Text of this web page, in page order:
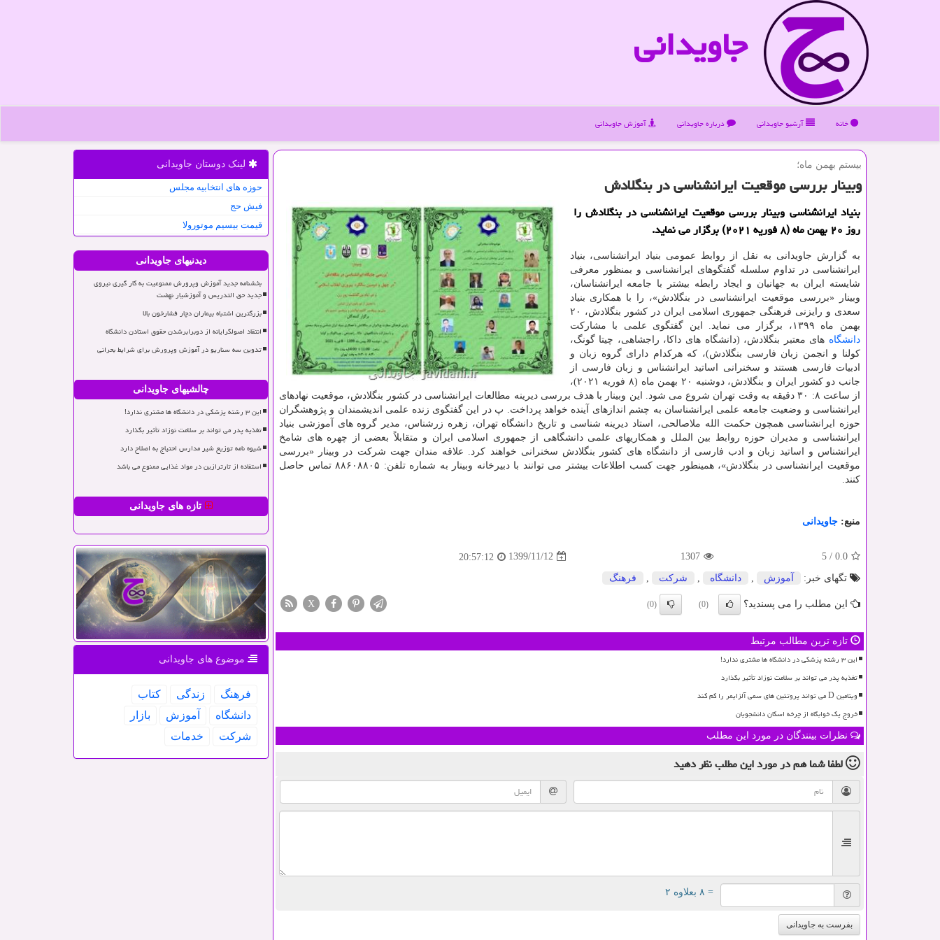
جاویدانی
خانه آرشیو جاویدانی درباره جاویدانی آموزش جاویدانی
بیستم بهمن ماه؛
وبینار بررسی موقعیت ایرانشناسی در بنگلادش
بنیاد ایرانشناسی وبینار بررسی موقعیت ایرانشناسی در بنگلادش را
روز ۲۰ بهمن ماه (۸ فوریه ۲۰۲۱) برگزار می نماید.
به گزارش جاویدانی به نقل از روابط عمومی بنیاد ایرانشناسی، بنیاد
ایرانشناسی در تداوم سلسله گفتگوهای ایرانشناسی و بمنظور معرفی
شایسته ایران به جهانیان و ایجاد رابطه بیشتر با جامعه ایرانشناسان،
وبینار «بررسی موقعیت ایرانشناسی در بنگلادش»، را با همکاری بنیاد
سعدی و رایزنی فرهنگی جمهوری اسلامی ایران در کشور بنگلادش، ۲۰
بهمن ماه ۱۳۹۹، برگزار می نماید. این گفتگوی علمی با مشارکت
دانشگاه های معتبر بنگلادش، (دانشگاه های داکا، راجشاهی، چیتا گونگ،
کولنا و انجمن زبان فارسی بنگلادش)، که هرکدام دارای گروه زبان و
ادبیات فارسی هستند و سخنرانی اساتید ایرانشناس و زبان فارسی از
جانب دو کشور ایران و بنگلادش، دوشنبه ۲۰ بهمن ماه (۸ فوریه ۲۰۲۱)،
از ساعت ۸: ۳۰ دقیقه به وقت تهران شروع می شود. این وبینار با هدف بررسی دیرینه مطالعات ایرانشناسی در کشور بنگلادش، موقعیت نهادهای
ایرانشناسی و وضعیت جامعه علمی ایرانشناسان به چشم اندازهای آینده خواهد پرداخت. پ در این گفتگوی زنده علمی اندیشمندان و پژوهشگران
حوزه ایرانشناسی همچون حکمت الله ملاصالحی، استاد دیرینه شناسی و تاریخ دانشگاه تهران، زهره زرشناس، مدیر گروه های آموزشی بنیاد
ایرانشناسی و مدیران حوزه روابط بین الملل و همکاریهای علمی دانشگاهی از جمهوری اسلامی ایران و متقابلاً بعضی از چهره های شامخ
ایرانشناس و اساتید زبان و ادب فارسی از دانشگاه های کشور بنگلادش سخنرانی خواهند کرد. علاقه مندان جهت شرکت در وبینار «بررسی
موقعیت ایرانشناسی در بنگلادش»، همینطور جهت کسب اطلاعات بیشتر می توانند با دبیرخانه وبینار به شماره تلفن: ۸۸۶۰۸۸۰۵ تماس حاصل
کنند.
منبع: جاویدانی
0.0
/
5
1307
1399/11/12
20:57:12
تگهای خبر:
آموزش دانشگاه شركت فرهنگ
این مطلب را می پسندید؟ (0)
(0)
X
تازه ترین مطالب مرتبط
این ۳ رشته پزشکی در دانشگاه ها مشتری ندارد!
تغذیه پدر می تواند بر سلامت نوزاد تأثیر بگذارد
ویتامین D می تواند پروتئین های سمی آلزایمر را کم کند
خروج یک خوابگاه از چرخه اسکان دانشجویان
نظرات بینندگان در مورد این مطلب
لطفا شما همدر مورد این مطلبنظر دهید
= ۸ بعلاوه ۲
بفرست به جاویدانی
لینک دوستان جاویدانی
حوزه های انتخابیه مجلس
فیش حج
قیمت بیسیم موتورولا
دیدنیهای جاویدانی
بخشنامه جدید آموزش وپرورش ممنوعیت به کار گیری نیروی
جدید حق التدریس و آموزشیار نهضت
بزرگترین اشتباه بیماران دچار فشارخون بالا
انتقاد اصولگرایانه از دوبرابرشدن حقوق استادن دانشگاه
تدوین سه سناریو در آموزش وپرورش برای شرایط بحرانی
چالشیهای جاویدانی
این ۳ رشته پزشکی در دانشگاه ها مشتری ندارد!
تغذیه پدر می تواند بر سلامت نوزاد تأثیر بگذارد
شیوه نامه توزیع شیر مدارس احتیاج به اصلاح دارد
استفاده از تارترازین در مواد غذایی ممنوع می باشد
تازه های جاویدانی
موضوع های جاویدانی
فرهنگ زندگی
كتاب
دانشگاه
آموزش
بازار
شركت
خدمات